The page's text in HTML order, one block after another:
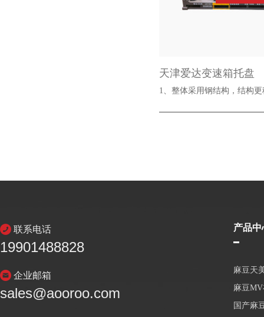
天津爱达变速箱托盘
1、整体采用钢结构，结
联系电话
19901488828
企业邮箱
sales@aooroo.com
产品中
麻豆天
麻豆
国产麻